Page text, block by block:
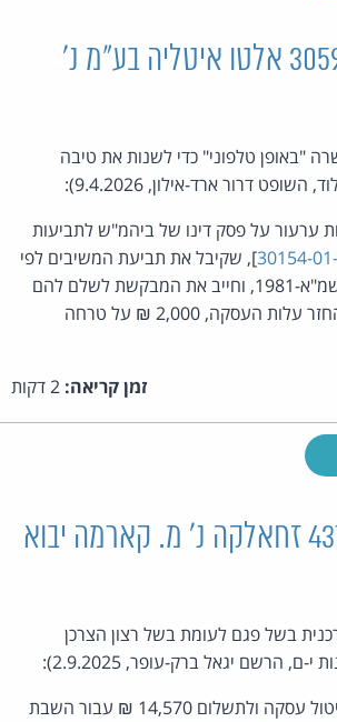
רת"ק 30599-11-25 אלטו איטליה בע"מ נ'
"באופן טלפוני" כדי לשנות את טיבה
דרור ארד-אילון, 9.4.2026):
ערעור על פסק דינו של ביהמ"ש לתביעות
], שקיבל את תביעת המשיבים לפי
חוק הגנת הצרכן, התשמ"א-1981, וחייב את המבקשת לשלם להם
5,020 ₪ (2,890 ₪ החזר עלות העסקה, 2,000 ₪ על טרחה
זמן קריאה:
ת"ק 43762-11-24 זחאלקה נ' מ. קארמה יבוא
בשל פגם לעומת בשל רצון הצרכן
ם, הרשם יגאל ברק-עופר, 2.9.2025):
תביעה לביטול עסקה ולתשלום 14,570 ₪ עבור השבת